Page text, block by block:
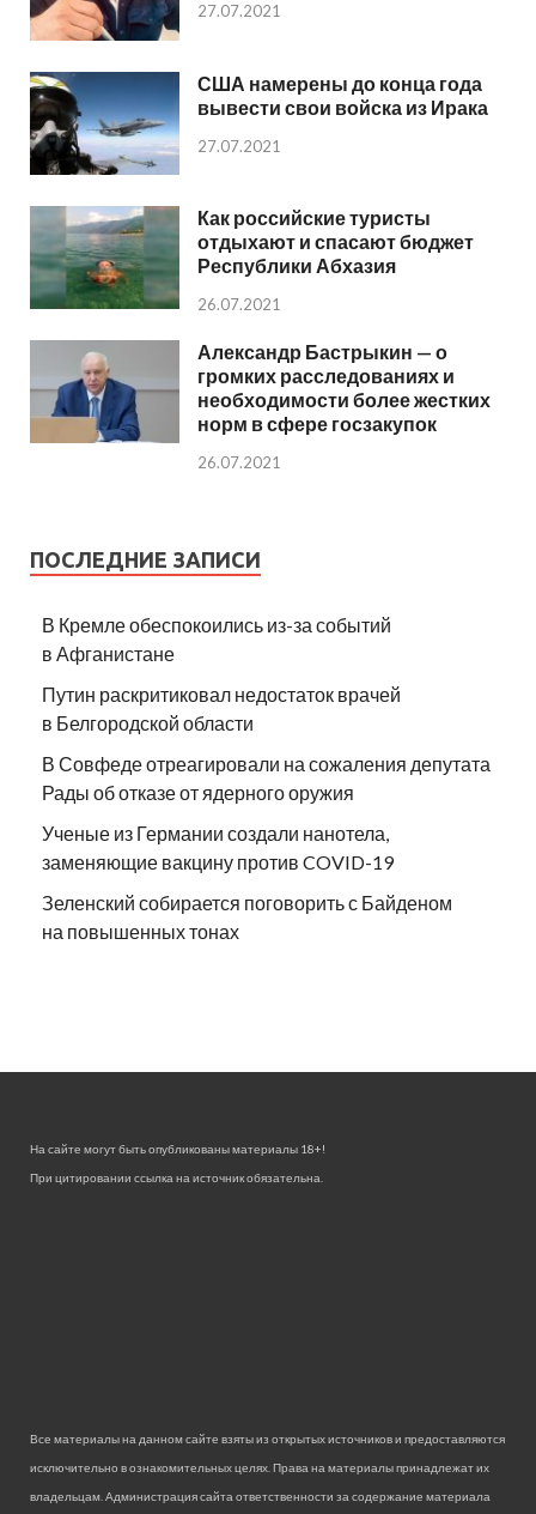
27.07.2021
США намерены до конца года
вывести свои войска из Ирака
27.07.2021
Как российские туристы
отдыхают и спасают бюджет
Республики Абхазия
26.07.2021
Александр Бастрыкин — о
громких расследованиях и
необходимости более жестких
норм в сфере госзакупок
26.07.2021
ПОСЛЕДНИЕ ЗАПИСИ
В Кремле обеспокоились из-за событий
в Афганистане
Путин раскритиковал недостаток врачей
в Белгородской области
В Совфеде отреагировали на сожаления депутата
Рады об отказе от ядерного оружия
Ученые из Германии создали нанотела,
заменяющие вакцину против COVID-19
Зеленский собирается поговорить с Байденом
на повышенных тонах
На сайте могут быть опубликованы материалы 18+!
При цитировании ссылка на источник обязательна.
Все материалы на данном сайте взяты из открытых источников и предоставляются
исключительно в ознакомительных целях. Права на материалы принадлежат их
владельцам. Администрация сайта ответственности за содержание материала